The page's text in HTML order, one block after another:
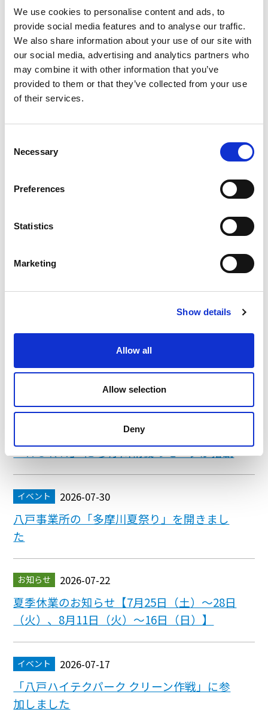
We use cookies to personalise content and ads, to
provide social media features and to analyse our traffic.
We also share information about your use of our site with
our social media, advertising and analytics partners who
may combine it with other information that you’ve
provided to them or that they’ve collected from your use
of their services.
Selection
Necessary
Preferences
Statistics
Marketing
Show details
Allow all
Allow selection
Deny
ロボット展には過去最多の673社・団体が出展
しました。4日間の来場者数は15万6110人で、
2023年の前回を7985人上回りました。
当社の出展製品の詳細はこちら
最新のニュース
お知らせ 2026-08-03
スペースデブリ低減に向けた実証用装置
「ＨＯＲＮ」 に 多摩川精機のモータが搭載
イベント 2026-07-30
八戸事業所の「多摩川夏祭り」を開きまし
た
お知らせ 2026-07-22
夏季休業のお知らせ【7月25日（土）～28日
（火）、8月11日（火）～16日（日）】
イベント 2026-07-17
「八戸ハイテクパーク クリーン作戦」に参
加しました